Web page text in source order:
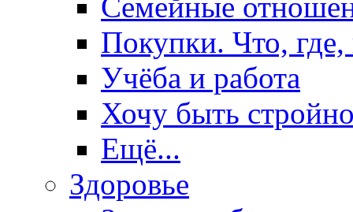
Покупки. Что, где,
Учёба и работа
Хочу быть
Ещё...
Здоровье